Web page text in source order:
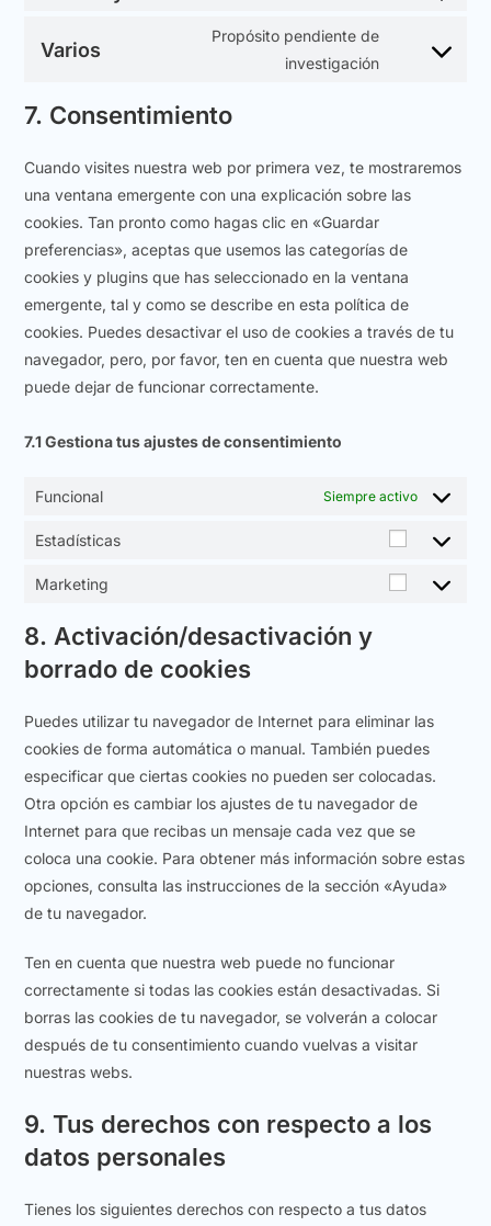
Varios
Propósito pendiente de
investigación
7. Consentimiento
Cuando visites nuestra web por primera vez, te mostraremos
una ventana emergente con una explicación sobre las
cookies. Tan pronto como hagas clic en «Guardar
preferencias», aceptas que usemos las categorías de
cookies y plugins que has seleccionado en la ventana
emergente, tal y como se describe en esta política de
cookies. Puedes desactivar el uso de cookies a través de tu
navegador, pero, por favor, ten en cuenta que nuestra web
puede dejar de funcionar correctamente.
7.1 Gestiona tus ajustes de consentimiento
Funcional Siempre activo
Estadísticas
Marketing
8. Activación/desactivación y
borrado de cookies
Puedes utilizar tu navegador de Internet para eliminar las
cookies de forma automática o manual. También puedes
especificar que ciertas cookies no pueden ser colocadas.
Otra opción es cambiar los ajustes de tu navegador de
Internet para que recibas un mensaje cada vez que se
coloca una cookie. Para obtener más información sobre estas
opciones, consulta las instrucciones de la sección «Ayuda»
de tu navegador.
Ten en cuenta que nuestra web puede no funcionar
correctamente si todas las cookies están desactivadas. Si
borras las cookies de tu navegador, se volverán a colocar
después de tu consentimiento cuando vuelvas a visitar
nuestras webs.
9. Tus derechos con respecto a los
datos personales
Tienes los siguientes derechos con respecto a tus datos